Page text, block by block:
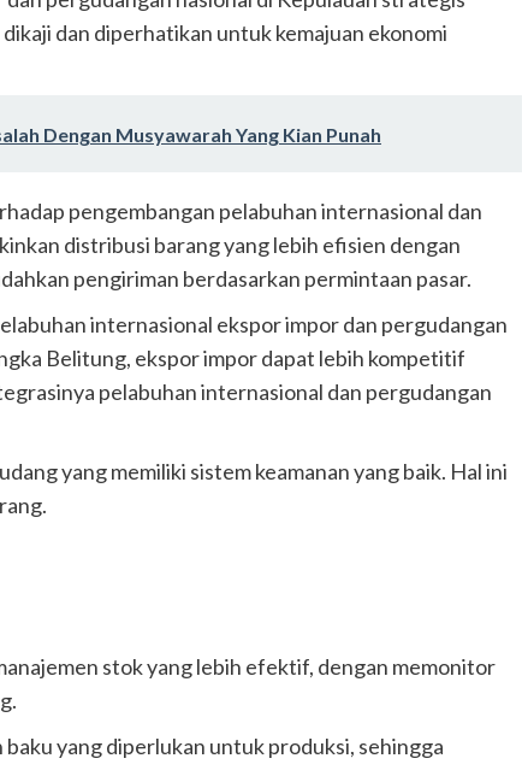
dan diperhatikan untuk kemajuan ekonomi
Dengan Musyawarah Yang Kian Punah
pengembangan pelabuhan internasional dan
distribusi barang yang lebih efisien dengan
pengiriman berdasarkan permintaan pasar.
internasional ekspor impor dan pergudangan
Belitung, ekspor impor dapat lebih kompetitif
pelabuhan internasional dan pergudangan
yang memiliki sistem keamanan yang baik. Hal ini
stok yang lebih efektif, dengan memonitor
yang diperlukan untuk produksi, sehingga